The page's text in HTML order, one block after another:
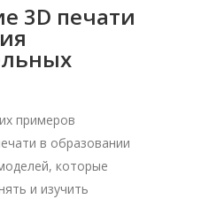
3D печати
примеров
в образовании
которые
и изучить